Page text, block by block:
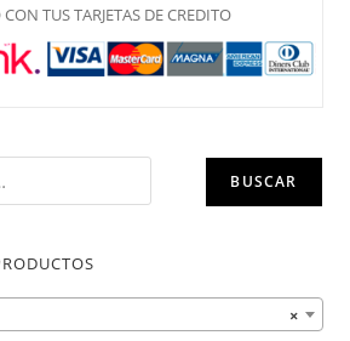
TUS TARJETAS DE CREDITO
BUSCAR
×